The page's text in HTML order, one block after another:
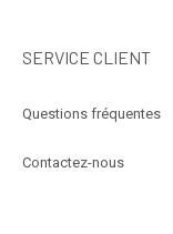
SERVICE CLIENT
Questions fréquentes
Contactez-nous